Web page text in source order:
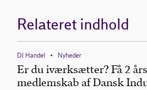
Relateret indhold
DI Handel • Nyheder
Er du iværksætter? Få 2
medlemskab af Dansk